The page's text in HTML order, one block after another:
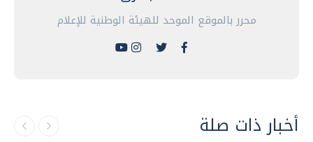
محرر بالموقع الموحد للهيئة الوطنية للإعلام
أخبار ذات صلة
الخاصة بتنسيق القبول بالجامعات